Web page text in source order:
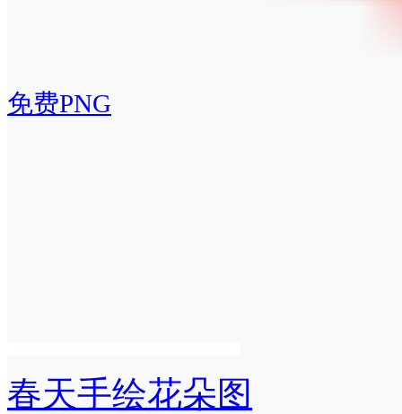
免费PNG
春天手绘花朵图